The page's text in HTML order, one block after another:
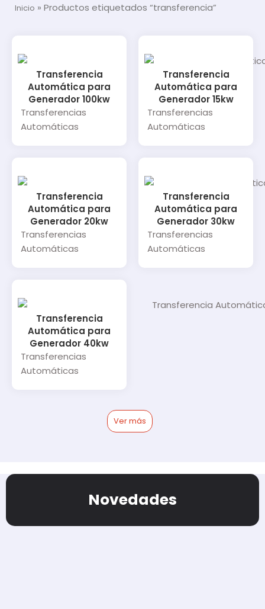
Inicio » Productos etiquetados “transferencia”
Transferencia
Automática para
Generador 100kw
Transferencias
Automáticas
Transferencia
Automática para
Generador 15kw
Transferencias
Automáticas
Transferencia
Automática para
Generador 20kw
Transferencias
Automáticas
Transferencia
Automática para
Generador 30kw
Transferencias
Automáticas
Transferencia
Automática para
Generador 40kw
Transferencias
Automáticas
Ver más
Novedades